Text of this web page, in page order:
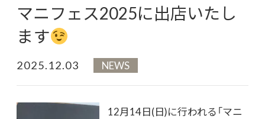
マニフェス2025に出店いたし
ます
2025.12.03 NEWS
12月14日(日)に行われる「マニ